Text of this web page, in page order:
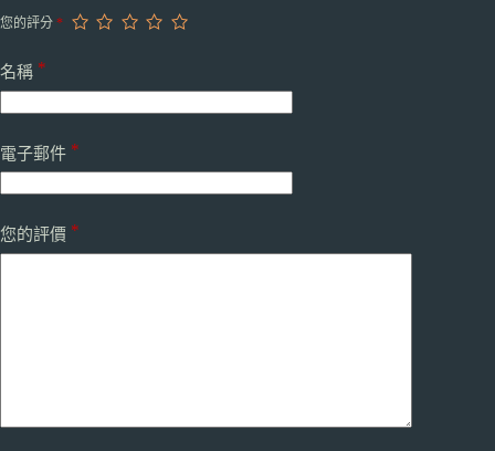
您的評分 *
名稱 *
電子郵件 *
您的評價 *